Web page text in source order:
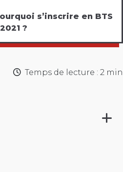
s’inscrire en BTS
?
Temps de lecture : 2 min